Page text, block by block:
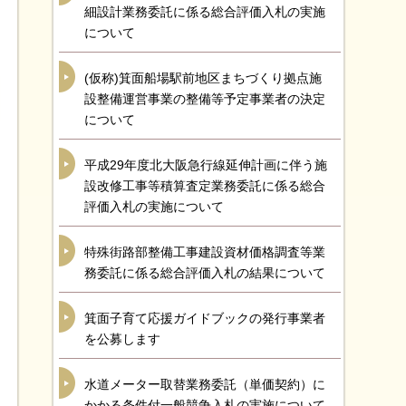
細設計業務委託に係る総合評価入札の実施
について
(仮称)箕面船場駅前地区まちづくり拠点施
設整備運営事業の整備等予定事業者の決定
について
平成29年度北大阪急行線延伸計画に伴う施
設改修工事等積算査定業務委託に係る総合
評価入札の実施について
特殊街路部整備工事建設資材価格調査等業
務委託に係る総合評価入札の結果について
箕面子育て応援ガイドブックの発行事業者
を公募します
水道メーター取替業務委託（単価契約）に